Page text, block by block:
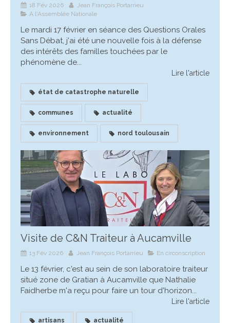
18 Fév 2026
Jean François Portarrieu
A l'Assemblée Nationale
Le mardi 17 février en séance des Questions Orales
Sans Débat, j'ai été une nouvelle fois à la défense
des intérêts des familles touchées par le
phénomène de...
Lire l'article
état de catastrophe naturelle
communes actualité
environnement nord toulousain
Visite de C&N Traiteur à Aucamville
13 Fév 2026 Jean François Portarrieu En circonscription
Le 13 février, c'est au sein de son laboratoire traiteur
situé zone de Gratian à Aucamville que Nathalie
Faidherbe m'a reçu pour faire un tour d'horizon...
Lire l'article
artisans actualité